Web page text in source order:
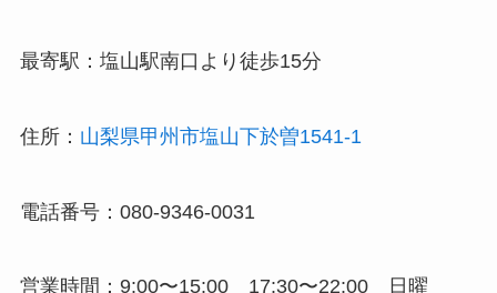
最寄駅：塩山駅南口より徒歩15分
住所： 山梨県甲州市塩山下於曽1541-1
電話番号：080-9346-0031
営業時間：9:00〜15:00 17:30〜22:00 日曜